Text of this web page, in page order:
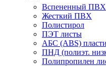
Вспененный ПВХ
Жесткий ПВХ
Полистирол
ПЭТ листы
АБС (ABS)
ПНД (полиэт.
Полипропилен